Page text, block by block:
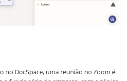
no DocSpace, uma reunião no Zoom é